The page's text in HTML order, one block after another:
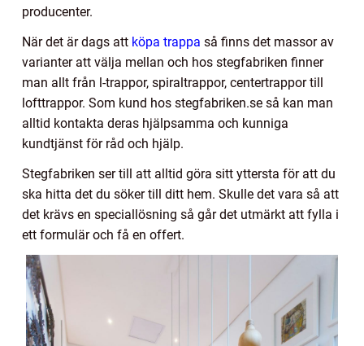
producenter.
När det är dags att köpa trappa så finns det massor av
varianter att välja mellan och hos stegfabriken finner
man allt från l-trappor, spiraltrappor, centertrappor till
lofttrappor. Som kund hos stegfabriken.se så kan man
alltid kontakta deras hjälpsamma och kunniga
kundtjänst för råd och hjälp.
Stegfabriken ser till att alltid göra sitt yttersta för att du
ska hitta det du söker till ditt hem. Skulle det vara så att
det krävs en speciallösning så går det utmärkt att fylla i
ett formulär och få en offert.